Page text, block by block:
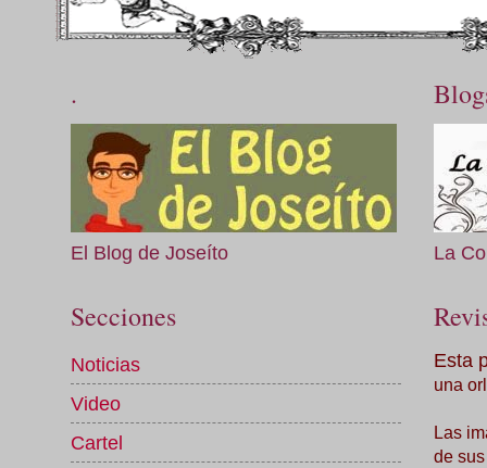
.
El Blog de Joseíto
Secciones
Noticias
Video
Cartel
La
Esta
una
Las
de